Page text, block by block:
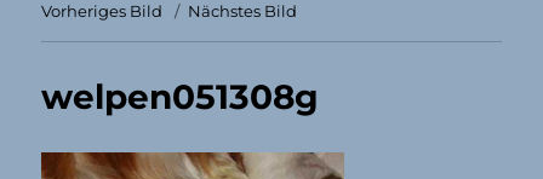
Vorheriges Bild Nächstes Bild
welpen051308g